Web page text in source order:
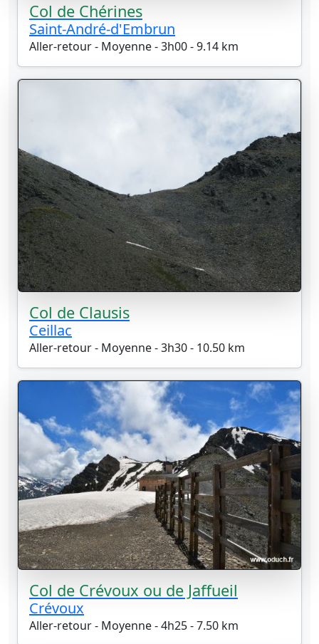
Col de Chérines
Saint-André-d'Embrun
Aller-retour - Moyenne - 3h00 - 9.14 km
Col de Clausis
Ceillac
Aller-retour - Moyenne - 3h30 - 10.50 km
Col de Crévoux ou de Jaffueil
Crévoux
Aller-retour - Moyenne - 4h25 - 7.50 km